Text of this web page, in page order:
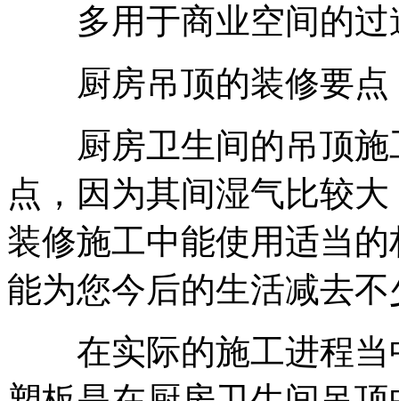
多用于商业空间的过
厨房吊顶的装修要点
厨房卫生间的吊顶施
点，因为其间湿气比较
装修施工中能使用适当
能为您今后的生活减去
在实际的施工进程当